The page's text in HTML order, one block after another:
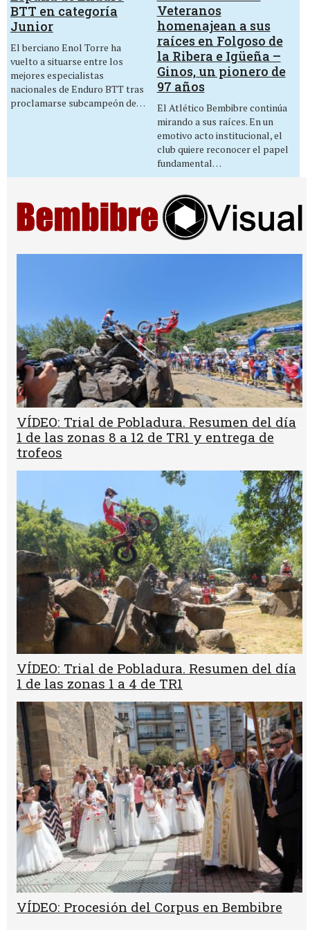
BTT en categoría
Junior
El berciano Enol Torre ha
vuelto a situarse entre los
mejores especialistas
nacionales de Enduro BTT tras
proclamarse subcampeón de…
Veteranos
homenajean a sus
raíces en Folgoso de
la Ribera e Igüeña –
Ginos, un pionero de
97 años
El Atlético Bembibre continúa
mirando a sus raíces. En un
emotivo acto institucional, el
club quiere reconocer el papel
fundamental…
VÍDEO: Trial de Pobladura. Resumen del día
1 de las zonas 8 a 12 de TR1 y entrega de
trofeos
VÍDEO: Trial de Pobladura. Resumen del día
1 de las zonas 1 a 4 de TR1
VÍDEO: Procesión del Corpus en Bembibre